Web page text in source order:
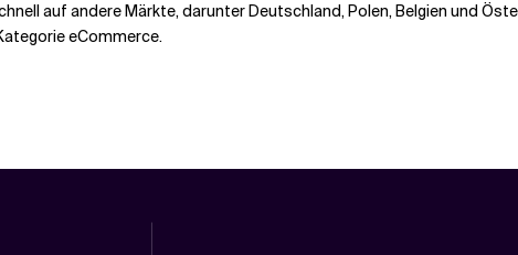
auf andere Märkte, darunter Deutschland, Polen, Belgien und
eCommerce.